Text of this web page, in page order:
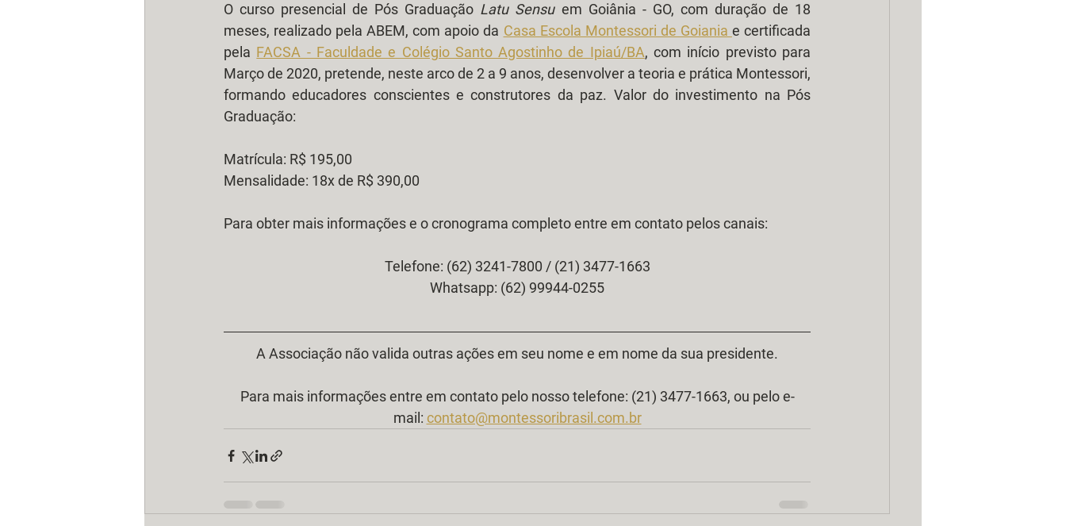
O curso presencial de Pós Graduação Latu Sensu em Goiânia - GO, com duração de 18
meses, realizado pela ABEM, com apoio da Casa Escola Montessori de Goiania e certificada
pela FACSA - Faculdade e Colégio Santo Agostinho de Ipiaú/BA, com início previsto para
Março de 2020, pretende, neste arco de 2 a 9 anos, desenvolver a teoria e prática Montessori,
formando educadores conscientes e construtores da paz. Valor do investimento na Pós
Graduação:
Matrícula: R$ 195,00
Mensalidade: 18x de R$ 390,00
Para obter mais informações e o cronograma completo entre em contato pelos canais:
Telefone: (62) 3241-7800 / (21) 3477-1663
Whatsapp: (62) 99944-0255
A Associação não valida outras ações em seu nome e em nome da sua presidente.
Para mais informações entre em contato pelo nosso telefone: (21) 3477-1663, ou pelo e-
mail: contato@montessoribrasil.com.br